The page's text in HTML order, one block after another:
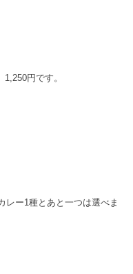
1,250円です。
レー1種とあと一つは選べま